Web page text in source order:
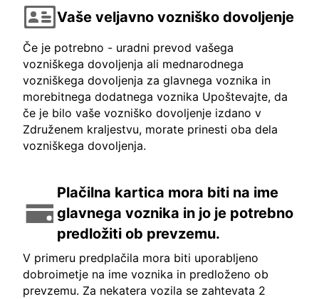
Vaše veljavno vozniško dovoljenje
Če je potrebno - uradni prevod vašega
vozniškega dovoljenja ali mednarodnega
vozniškega dovoljenja za glavnega voznika in
morebitnega dodatnega voznika Upoštevajte, da
če je bilo vaše vozniško dovoljenje izdano v
Združenem kraljestvu, morate prinesti oba dela
vozniškega dovoljenja.
Plačilna kartica mora biti na ime
glavnega voznika in jo je potrebno
predložiti ob prevzemu.
V primeru predplačila mora biti uporabljeno
dobroimetje na ime voznika in predloženo ob
prevzemu. Za nekatera vozila se zahtevata 2